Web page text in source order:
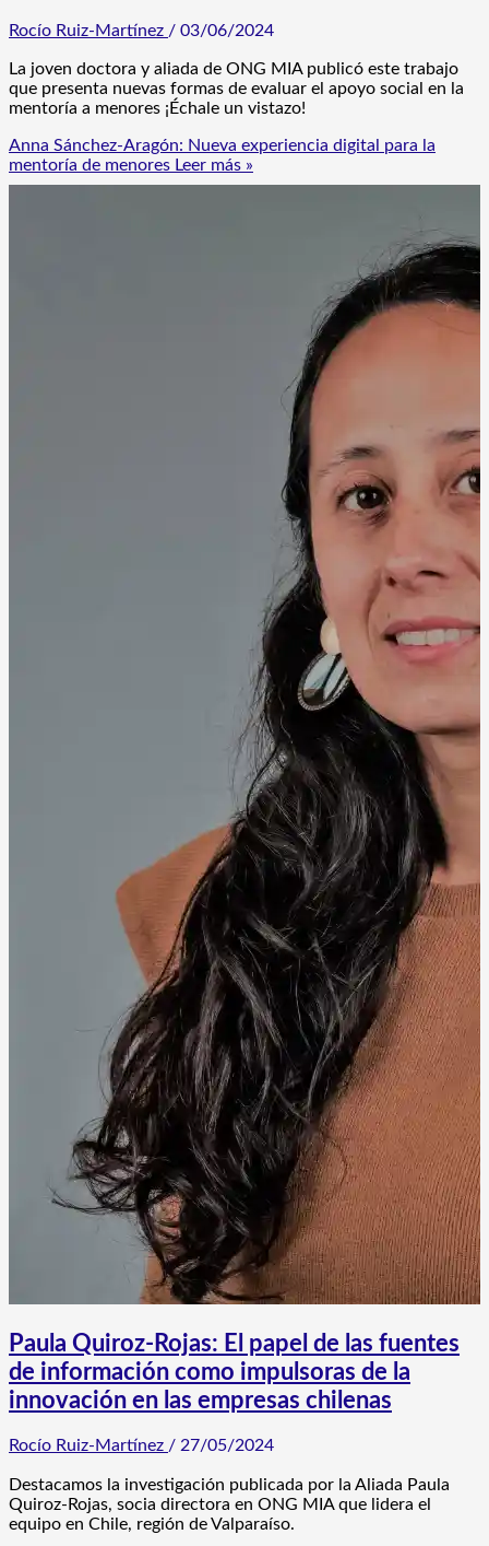
Rocío Ruiz-Martínez / 03/06/2024
La joven doctora y aliada de ONG MIA publicó este trabajo
que presenta nuevas formas de evaluar el apoyo social en la
mentoría a menores ¡Échale un vistazo!
Anna Sánchez-Aragón: Nueva experiencia digital para la
mentoría de menores Leer más »
Paula Quiroz-Rojas: El papel de las fuentes
de información como impulsoras de la
innovación en las empresas chilenas
Rocío Ruiz-Martínez / 27/05/2024
Destacamos la investigación publicada por la Aliada Paula
Quiroz-Rojas, socia directora en ONG MIA que lidera el
equipo en Chile, región de Valparaíso.